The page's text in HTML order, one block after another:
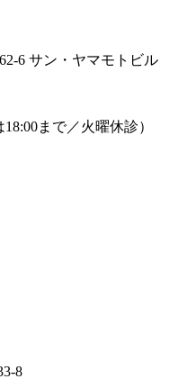
6 サン・ヤマモトビル
まで／火曜休診）
8